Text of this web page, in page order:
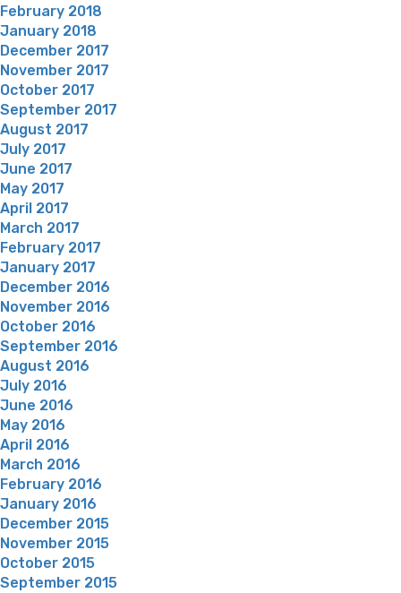
February 2018
January 2018
December 2017
November 2017
October 2017
September 2017
August 2017
July 2017
June 2017
May 2017
April 2017
March 2017
February 2017
January 2017
December 2016
November 2016
October 2016
September 2016
August 2016
July 2016
June 2016
May 2016
April 2016
March 2016
February 2016
January 2016
December 2015
November 2015
October 2015
September 2015